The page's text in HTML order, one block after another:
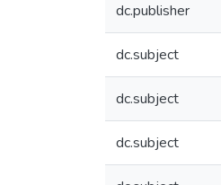
dc.publisher
dc.subject
dc.subject
dc.subject